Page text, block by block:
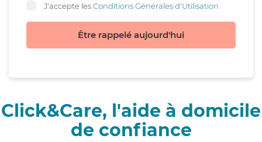
J'accepte lesConditions Générales d'Utilisation
Être rappelé aujourd'hui
Click&Care, l'aide à domicile
de confiance